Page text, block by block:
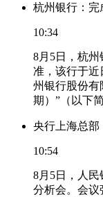
杭州银行：完
10:34
8月5日，杭
准，该行于近
州银行股份有
期）”（以下
央行上海总部
10:54
8月5日，人
分析会。会议